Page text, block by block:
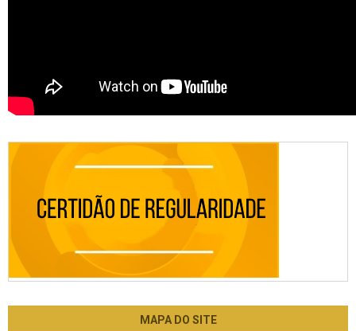
MAPA DO SITE